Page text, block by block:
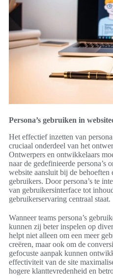
Persona’s gebruiken in
Het effectief inzetten van
cruciaal onderdeel van het
Ontwerpers en ontwikkelaars
naar de gedefinieerde persona’s
website aansluit bij de behoeften
gebruikers. Door persona’s te
van gebruikersinterface tot
gebruikerservaring centraal staat.
Wanneer teams persona’s
kunnen zij beter inspelen op
helpt niet alleen om een meer
creëren, maar ook om de
gefocuste aanpak kunnen
effectiviteit van de site
hogere klanttevredenheid en